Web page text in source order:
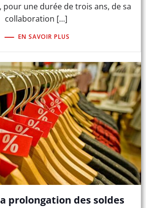
une durée de trois ans, de sa
collaboration […]
EN SAVOIR PLUS
prolongation des soldes